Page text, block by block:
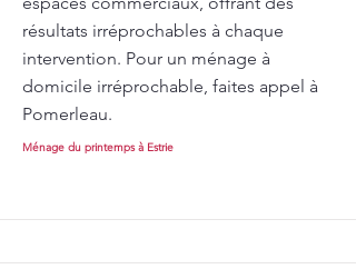
résultats irréprochables à chaque
intervention. Pour un ménage à
domicile irréprochable, faites appel à
Pomerleau.
Ménage du printemps à Estrie